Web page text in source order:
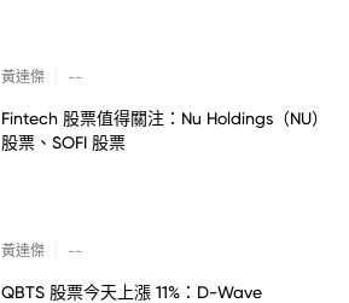
黃達傑 --
Fintech 股票值得關注：Nu Holdings（NU）
股票、SOFI 股票
黃達傑 --
QBTS 股票今天上漲 11%：D-Wave